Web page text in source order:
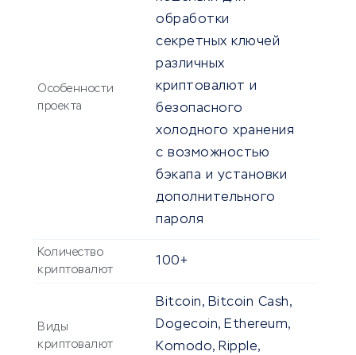
Особенности
проекта
обработки
секретных ключей
различных
криптовалют и
безопасного
холодного хранения
с возможностью
бэкапа и установки
дополнительного
пароля
Количество
криптовалют
100+
Виды
криптовалют
Bitcoin, Bitcoin Cash,
Dogecoin, Ethereum,
Komodo, Ripple,